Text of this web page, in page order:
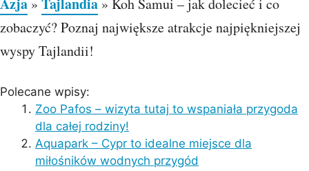
Azja » Tajlandia » Koh Samui – jak dolecieć i co
zobaczyć? Poznaj największe atrakcje najpiękniejszej
wyspy Tajlandii!
Polecane wpisy:
Zoo Pafos – wizyta tutaj to wspaniała przygoda
dla całej rodziny!
Aquapark – Cypr to idealne miejsce dla
miłośników wodnych przygód